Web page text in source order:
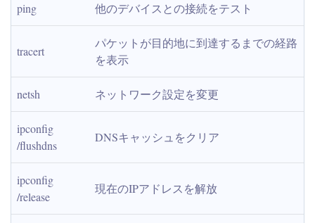
ping 他のデバイスとの接続をテスト
tracert
パケットが目的地に到達するまでの経路
を表示
netsh ネットワーク設定を変更
ipconfig
/flushdns
DNSキャッシュをクリア
ipconfig
/release
現在のIPアドレスを解放